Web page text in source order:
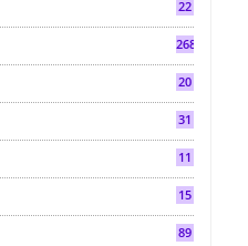
22
268
20
31
11
15
89